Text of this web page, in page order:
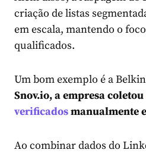
criação de listas
em escala, mantendo o
qualificados.
Um bom exemplo é a
Snov.io, a empresa coletou
verificadosmanualmente
Ao combinar dados do